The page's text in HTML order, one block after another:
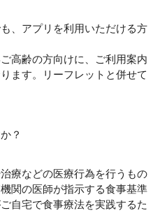
、アプリを利用いただける方
高齢の方向けに、ご利用案内
ます。リーフレットと併せて
？
療などの医療行為を行うもの
関の医師が指示する食事基準
自宅で食事療法を実践するた